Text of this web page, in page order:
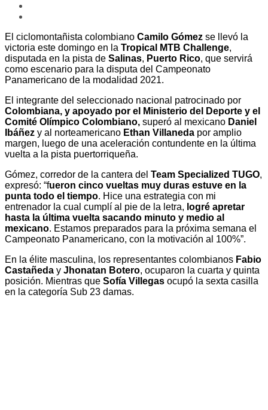
El ciclomontañista colombiano Camilo Gómez se llevó la
victoria este domingo en la Tropical MTB Challenge,
disputada en la pista de Salinas, Puerto Rico, que servirá
como escenario para la disputa del Campeonato
Panamericano de la modalidad 2021.
El integrante del seleccionado nacional patrocinado por
Colombiana, y apoyado por el Ministerio del Deporte y el
Comité Olímpico Colombiano, superó al mexicano Daniel
Ibáñez y al norteamericano Ethan Villaneda por amplio
margen, luego de una aceleración contundente en la última
vuelta a la pista puertorriqueña.
Gómez, corredor de la cantera del Team Specialized TUGO,
expresó: “fueron cinco vueltas muy duras estuve en la
punta todo el tiempo. Hice una estrategia con mi
entrenador la cual cumplí al pie de la letra, logré apretar
hasta la última vuelta sacando minuto y medio al
mexicano. Estamos preparados para la próxima semana el
Campeonato Panamericano, con la motivación al 100%”.
En la élite masculina, los representantes colombianos Fabio
Castañeda y Jhonatan Botero, ocuparon la cuarta y quinta
posición. Mientras que Sofía Villegas ocupó la sexta casilla
en la categoría Sub 23 damas.